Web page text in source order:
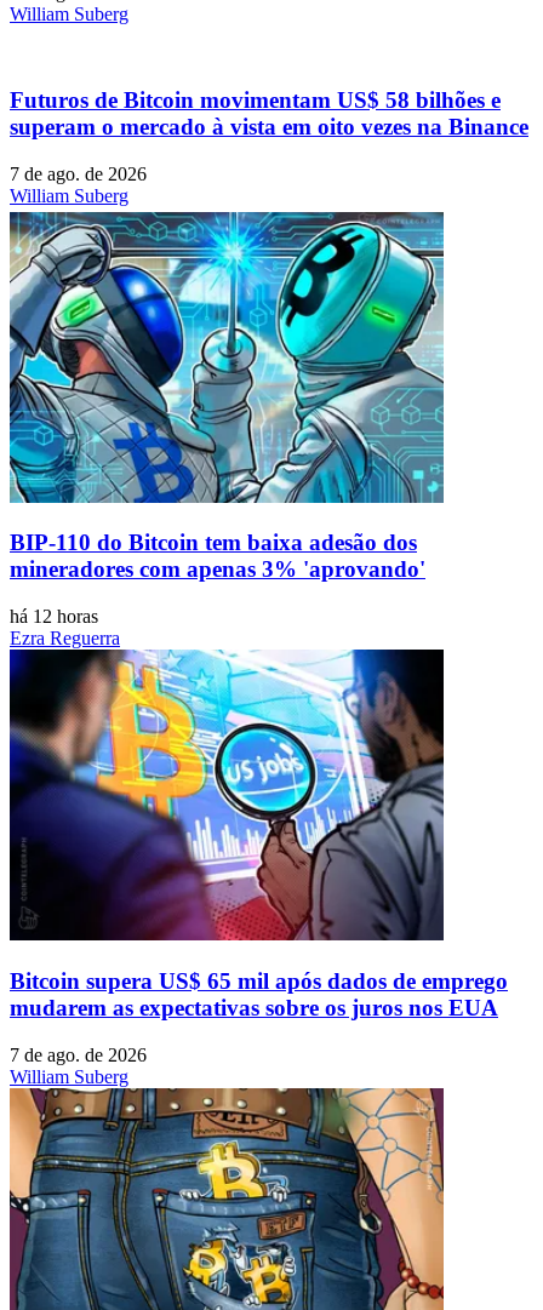
William Suberg
Futuros de Bitcoin movimentam US$ 58 bilhões e
superam o mercado à vista em oito vezes na Binance
7 de ago. de 2026
William Suberg
BIP-110 do Bitcoin tem baixa adesão dos
mineradores com apenas 3% 'aprovando'
há 12 horas
Ezra Reguerra
Bitcoin supera US$ 65 mil após dados de emprego
mudarem as expectativas sobre os juros nos EUA
7 de ago. de 2026
William Suberg